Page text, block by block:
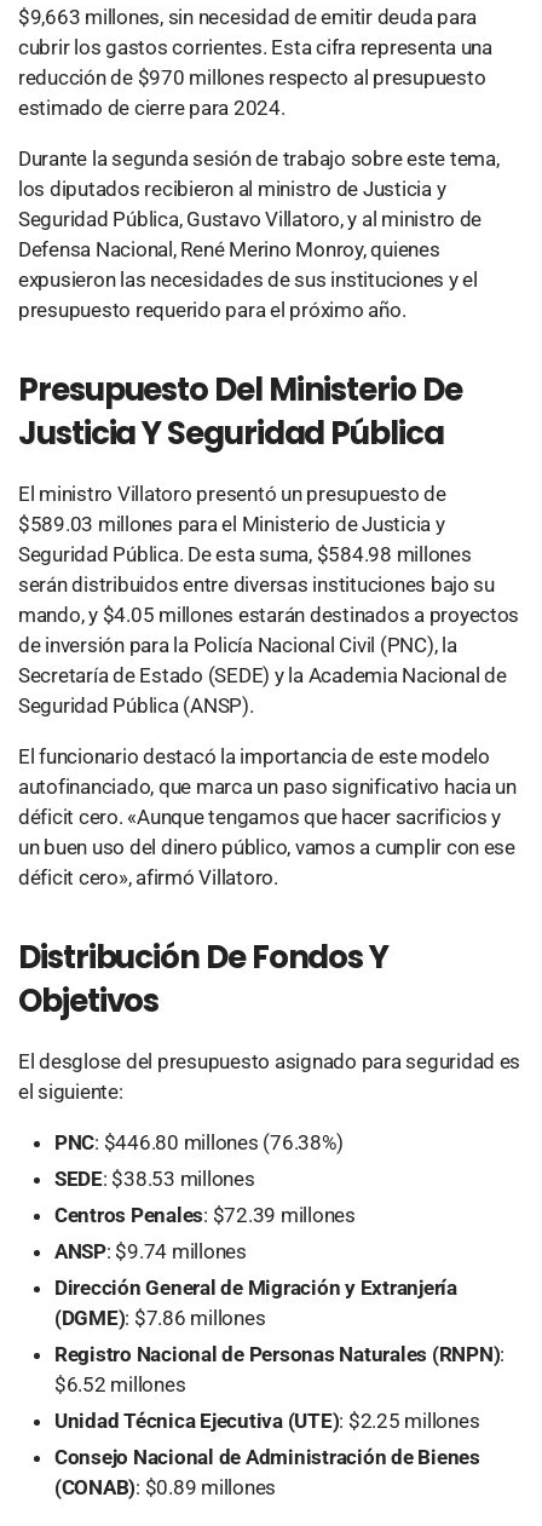
$9,663 millones, sin necesidad de emitir deuda para
cubrir los gastos corrientes. Esta cifra representa una
reducción de $970 millones respecto al presupuesto
estimado de cierre para 2024.
Durante la segunda sesión de trabajo sobre este tema,
los diputados recibieron al ministro de Justicia y
Seguridad Pública, Gustavo Villatoro, y al ministro de
Defensa Nacional, René Merino Monroy, quienes
expusieron las necesidades de sus instituciones y el
presupuesto requerido para el próximo año.
Presupuesto Del Ministerio De
Justicia Y Seguridad Pública
El ministro Villatoro presentó un presupuesto de
$589.03 millones para el Ministerio de Justicia y
Seguridad Pública. De esta suma, $584.98 millones
serán distribuidos entre diversas instituciones bajo su
mando, y $4.05 millones estarán destinados a proyectos
de inversión para la Policía Nacional Civil (PNC), la
Secretaría de Estado (SEDE) y la Academia Nacional de
Seguridad Pública (ANSP).
El funcionario destacó la importancia de este modelo
autofinanciado, que marca un paso significativo hacia un
déficit cero. «Aunque tengamos que hacer sacrificios y
un buen uso del dinero público, vamos a cumplir con ese
déficit cero», afirmó Villatoro.
Distribución De Fondos Y
Objetivos
El desglose del presupuesto asignado para seguridad es
el siguiente:
PNC: $446.80 millones (76.38%)
SEDE: $38.53 millones
Centros Penales: $72.39 millones
ANSP: $9.74 millones
Dirección General de Migración y Extranjería
(DGME): $7.86 millones
Registro Nacional de Personas Naturales (RNPN):
$6.52 millones
Unidad Técnica Ejecutiva (UTE): $2.25 millones
Consejo Nacional de Administración de Bienes
(CONAB): $0.89 millones